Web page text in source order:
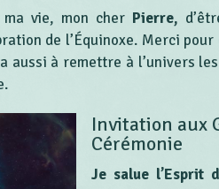
ma vie, mon cher Pierre,
de l’Équinoxe. Merci
aussi à remettre à l’univers
Invitation aux
Cérémonie
Je salue l’Esprit